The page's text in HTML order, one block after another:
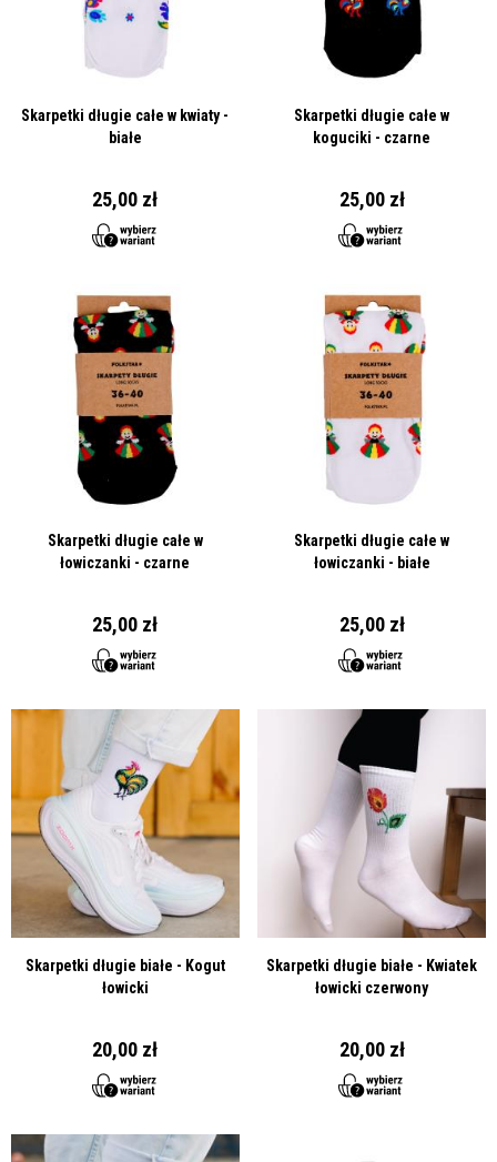
Skarpetki długie całe w kwiaty -
białe
25,00 zł
Skarpetki długie całe w
koguciki - czarne
25,00 zł
Skarpetki długie całe w
łowiczanki - czarne
25,00 zł
Skarpetki długie całe w
łowiczanki - białe
25,00 zł
Skarpetki długie białe - Kogut
łowicki
20,00 zł
Skarpetki długie białe - Kwiatek
łowicki czerwony
20,00 zł